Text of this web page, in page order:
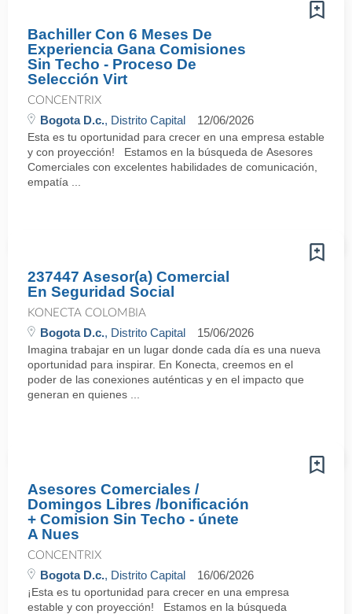
Bachiller Con 6 Meses De
Experiencia Gana Comisiones
Sin Techo - Proceso De
Selección Virt
CONCENTRIX
Bogota D.c., Distrito Capital 12/06/2026
Esta es tu oportunidad para crecer en una empresa estable
y con proyección! Estamos en la búsqueda de Asesores
Comerciales con excelentes habilidades de comunicación,
empatía ...
237447 Asesor(a) Comercial
En Seguridad Social
KONECTA COLOMBIA
Bogota D.c., Distrito Capital 15/06/2026
Imagina trabajar en un lugar donde cada día es una nueva
oportunidad para inspirar. En Konecta, creemos en el
poder de las conexiones auténticas y en el impacto que
generan en quienes ...
Asesores Comerciales /
Domingos Libres /bonificación
+ Comision Sin Techo - únete
A Nues
CONCENTRIX
Bogota D.c., Distrito Capital 16/06/2026
¡Esta es tu oportunidad para crecer en una empresa
estable y con proyección! Estamos en la búsqueda